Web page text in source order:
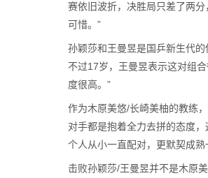
赛依旧波折，决胜局只差了两
可惜。”
孙颖莎和王曼昱是国乒新生代
不过17岁，王曼昱表示这对组
度很高。”
作为木原美悠/长崎美柚的教练
对手都是抱着全力去拼的态度
个人从小一直配对，更默契成熟
击败孙颖莎/王曼昱并不是木原